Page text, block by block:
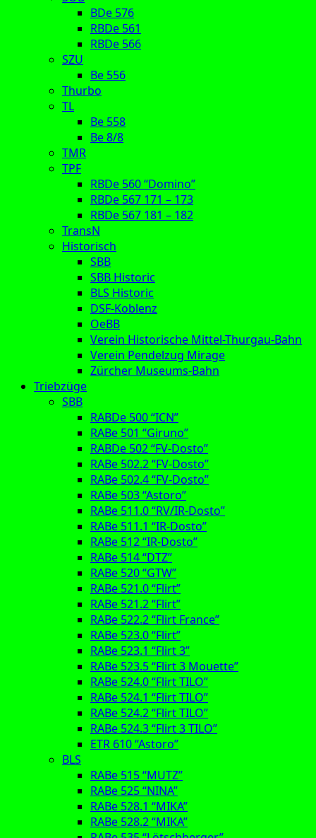
BDe 576
RBDe 561
RBDe 566
SZU
Be 556
Thurbo
TL
Be 558
Be 8/8
TMR
TPF
RBDe 560 “Domino”
RBDe 567 171 – 173
RBDe 567 181 – 182
TransN
Historisch
SBB
SBB Historic
BLS Historic
DSF-Koblenz
OeBB
Verein Historische Mittel-Thurgau-Bahn
Verein Pendelzug Mirage
Zürcher Museums-Bahn
Triebzüge
SBB
RABDe 500 “ICN”
RABe 501 “Giruno”
RABDe 502 “FV-Dosto”
RABe 502.2 “FV-Dosto”
RABe 502.4 “FV-Dosto”
RABe 503 “Astoro”
RABe 511.0 “RV/IR-Dosto”
RABe 511.1 “IR-Dosto”
RABe 512 “IR-Dosto”
RABe 514 “DTZ”
RABe 520 “GTW”
RABe 521.0 “Flirt”
RABe 521.2 “Flirt”
RABe 522.2 “Flirt France”
RABe 523.0 “Flirt”
RABe 523.1 “Flirt 3”
RABe 523.5 “Flirt 3 Mouette”
RABe 524.0 “Flirt TILO”
RABe 524.1 “Flirt TILO”
RABe 524.2 “Flirt TILO”
RABe 524.3 “Flirt 3 TILO”
ETR 610 “Astoro”
BLS
RABe 515 “MUTZ”
RABe 525 “NINA”
RABe 528.1 “MIKA”
RABe 528.2 “MIKA”